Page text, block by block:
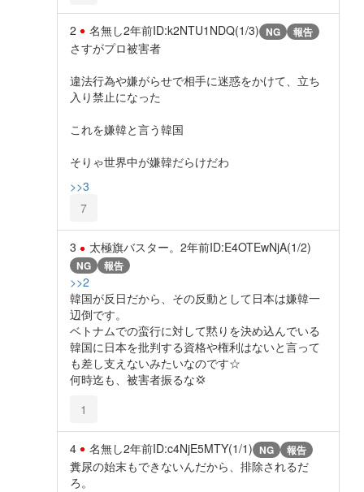
2 名無し2年前ID:k2NTU1NDQ(1/3) NG 報告
さすがプロ被害者
違法行為や嫌がらせで相手に迷惑をかけて、立ち
入り禁止になった
これを嫌韓と言う韓国
そりゃ世界中が嫌韓だらけだわ
>>3
7
3 太極旗バスター。 2年前ID:E4OTEwNjA(1/2)
NG 報告
>>2
韓国が反日だから、その反動として日本は嫌韓一
辺倒です。
ベトナムでの蛮行に対して黙りを決め込んでいる
韓国に日本を批判する資格や権利はないと言って
も差し支えないみたいなのです☆
何時迄も、被害者振るな💢
1
4 名無し2年前ID:c4NjE5MTY(1/1) NG 報告
糞尿の始末もできないんだから、排除されるだ
ろ。